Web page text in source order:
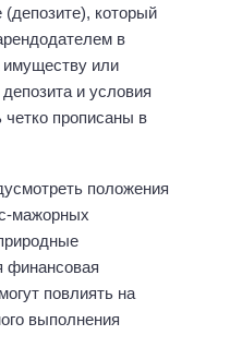
который
в
или
и условия
прописаны в
положения
мажорных
финансовая
повлиять на
выполнения